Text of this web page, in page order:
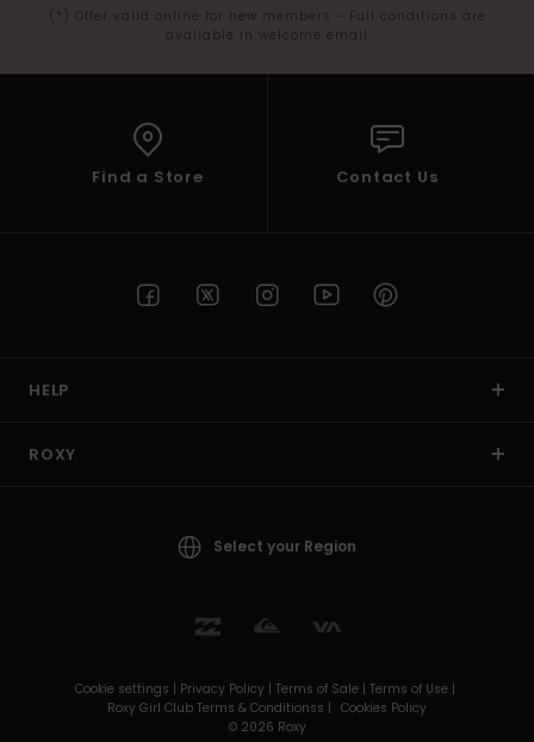
(*) Offer valid online for new members - Full conditions are
available in welcome email
Find a Store Contact Us
HELP
ROXY
Select your Region
Cookie settings | Privacy Policy | Terms of Sale | Terms of Use |
Roxy Girl Club Terms & Conditionss | Cookies Policy
© 2026 Roxy